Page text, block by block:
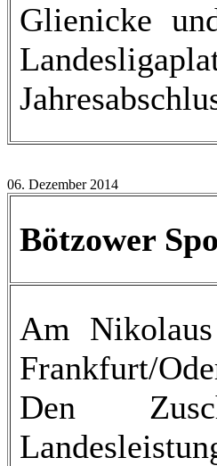
Glienicke
06. Dezember 2014
Bötzower
Am
Frankfurt/
Den